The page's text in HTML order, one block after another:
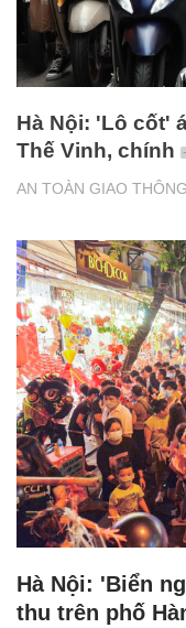
AN TOÀN GIAO THÔNG
Hà Nội: 'Lô cốt'
Thế Vinh, chính
Hà Nội: 'Biển
thu trên phố